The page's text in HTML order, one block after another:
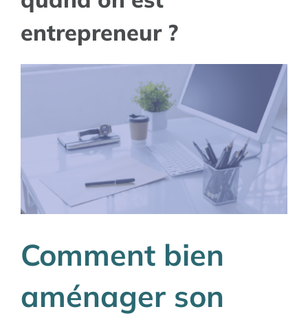
entrepreneur ?
Comment bien
aménager son